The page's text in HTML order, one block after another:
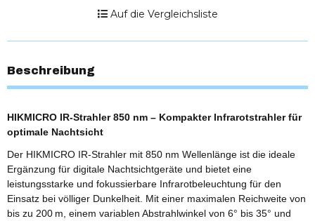
Auf die Vergleichsliste
Beschreibung
HIKMICRO IR-Strahler 850 nm – Kompakter Infrarotstrahler für
optimale Nachtsicht
Der HIKMICRO IR-Strahler mit 850 nm Wellenlänge ist die ideale
Ergänzung für digitale Nachtsichtgeräte und bietet eine
leistungsstarke und fokussierbare Infrarotbeleuchtung für den
Einsatz bei völliger Dunkelheit. Mit einer maximalen Reichweite von
bis zu 200 m, einem variablen Abstrahlwinkel von 6° bis 35° und